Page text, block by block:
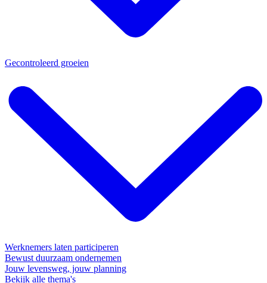
Gecontroleerd groeien
Werknemers laten participeren
Bewust duurzaam ondernemen
Jouw levensweg, jouw planning
Bekijk alle thema's